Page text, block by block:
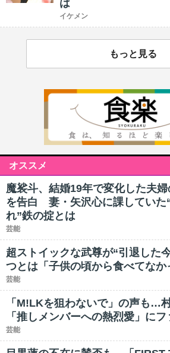
は
イケメン
もっと見る
オススメ
魔裟斗、結婚19年で変化した夫
を告白 妻・矢沢心に課していた
れ”鉄の掟とは
芸能
超ストイックな武尊が“引退した
つとは「子供の頃から食べてなか
芸能
「M!LKを狙わないで」の声も…
「推しメンバーへの熱烈愛」に
芸能